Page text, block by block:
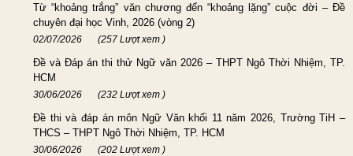
Từ “khoảng trắng” văn chương đến “khoảng lặng” cuộc đời – Đề
chuyên đại học Vinh, 2026 (vòng 2)
02/07/2026 (257 Lượt xem )
Đề và Đáp án thi thử Ngữ văn 2026 – THPT Ngô Thời Nhiệm, TP.
HCM
30/06/2026 (232 Lượt xem )
Đề thi và đáp án môn Ngữ Văn khối 11 năm 2026, Trường TiH –
THCS – THPT Ngô Thời Nhiệm, TP. HCM
30/06/2026 (202 Lượt xem )